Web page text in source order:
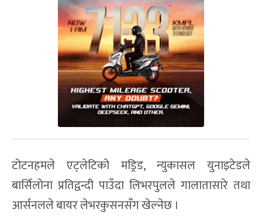
टोटनहमले एट्लेटिको मड्रिड, न्युकासल युनाइटेडले
बार्सिलोना प्रतिद्वन्दी पाउँदा लिभरपुलले गालातासारे तथा
आर्सनलले बायर लेभरकुसनसँग खेल्नेछ ।